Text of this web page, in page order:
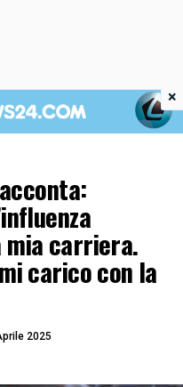
carriera.
carico con la
2025
×